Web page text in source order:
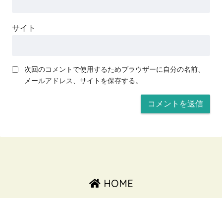
サイト
次回のコメントで使用するためブラウザーに自分の名前、
メールアドレス、サイトを保存する。
HOME